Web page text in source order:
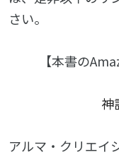
さい。
【本書の
神
アルマ・クリエイ